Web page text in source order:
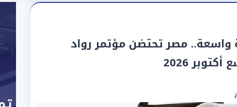
واسعة.. مصر تحتضن مؤتمر رواد
2026